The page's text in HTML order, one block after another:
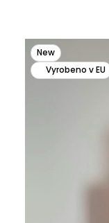
New
Vyrobeno v EU